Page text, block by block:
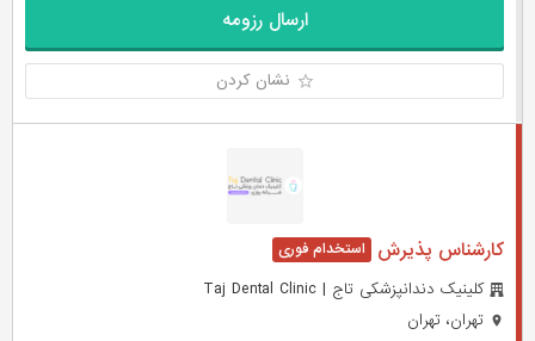
ارسال رزومه
نشان کردن
کارشناس پذیرش
کلینیک دندانپزشکی تاج | Taj Dental Clinic
تهران، تهران